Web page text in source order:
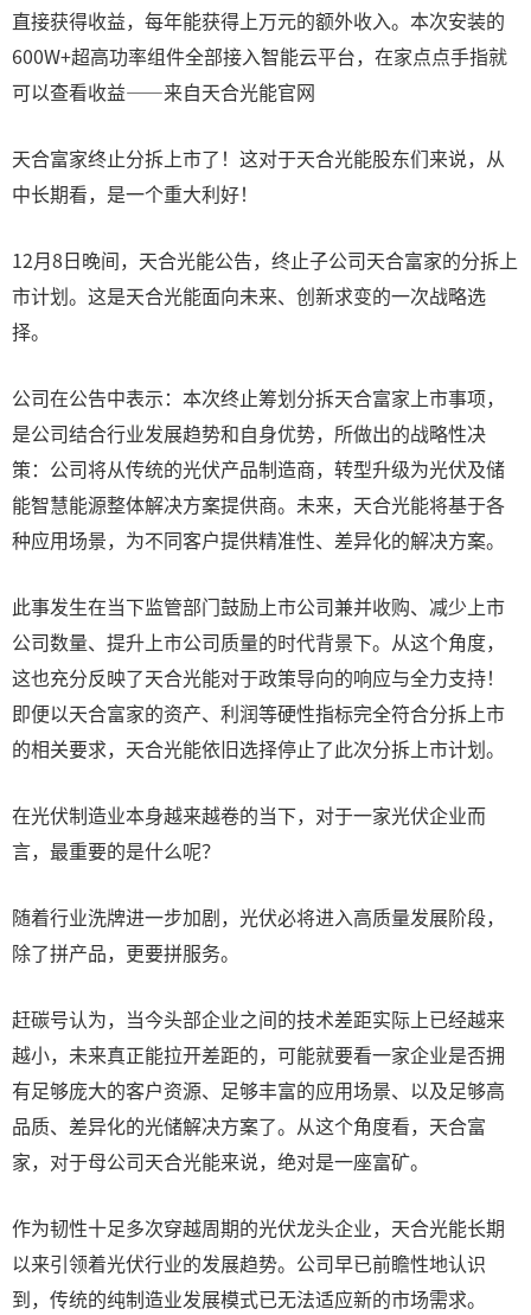
直接获得收益，每年能获得上万元的额外收入。本次安装的
600W+超高功率组件全部接入智能云平台，在家点点手指就
可以查看收益——来自天合光能官网
天合富家终止分拆上市了！这对于天合光能股东们来说，从
中长期看，是一个重大利好！
12月8日晚间，天合光能公告，终止子公司天合富家的分拆上
市计划。这是天合光能面向未来、创新求变的一次战略选
择。
公司在公告中表示：本次终止筹划分拆天合富家上市事项，
是公司结合行业发展趋势和自身优势，所做出的战略性决
策：公司将从传统的光伏产品制造商，转型升级为光伏及储
能智慧能源整体解决方案提供商。未来，天合光能将基于各
种应用场景，为不同客户提供精准性、差异化的解决方案。
此事发生在当下监管部门鼓励上市公司兼并收购、减少上市
公司数量、提升上市公司质量的时代背景下。从这个角度，
这也充分反映了天合光能对于政策导向的响应与全力支持！
即便以天合富家的资产、利润等硬性指标完全符合分拆上市
的相关要求，天合光能依旧选择停止了此次分拆上市计划。
在光伏制造业本身越来越卷的当下，对于一家光伏企业而
言，最重要的是什么呢？
随着行业洗牌进一步加剧，光伏必将进入高质量发展阶段，
除了拼产品，更要拼服务。
赶碳号认为，当今头部企业之间的技术差距实际上已经越来
越小，未来真正能拉开差距的，可能就要看一家企业是否拥
有足够庞大的客户资源、足够丰富的应用场景、以及足够高
品质、差异化的光储解决方案了。从这个角度看，天合富
家，对于母公司天合光能来说，绝对是一座富矿。
作为韧性十足多次穿越周期的光伏龙头企业，天合光能长期
以来引领着光伏行业的发展趋势。公司早已前瞻性地认识
到，传统的纯制造业发展模式已无法适应新的市场需求。